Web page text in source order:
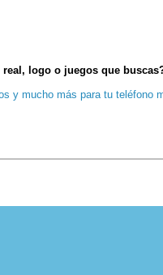
logo o juegos que
y mucho más para tu teléfono